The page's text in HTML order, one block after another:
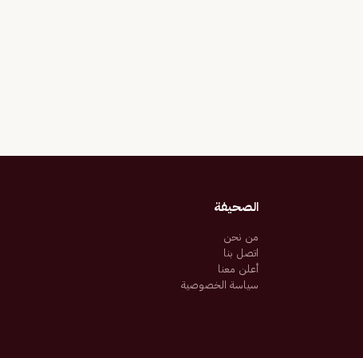
الصحيفة
من نحن
اتصل بنا
أعلن معنا
سياسة الخصوصية